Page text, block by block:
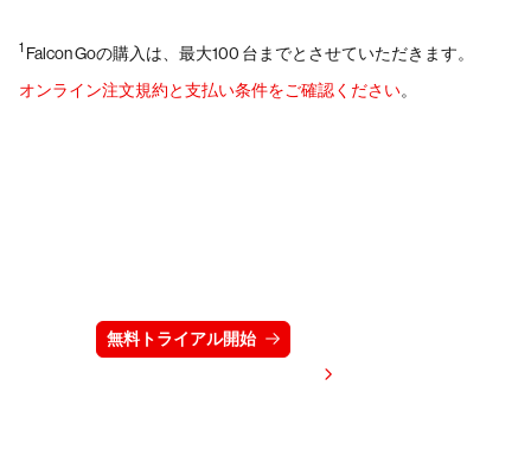
1 Falcon Goの購入は、最大100 台までとさせていただきます。
オンライン注文規約と支払い条件をご確認ください。
無料トライアル開始